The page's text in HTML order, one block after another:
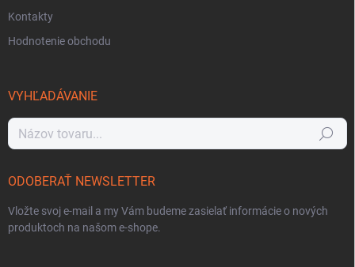
Kontakty
Hodnotenie obchodu
VYHĽADÁVANIE
Hľadať
ODOBERAŤ NEWSLETTER
Vložte svoj e-mail a my Vám budeme zasielať informácie o nových
produktoch na našom e-shope.